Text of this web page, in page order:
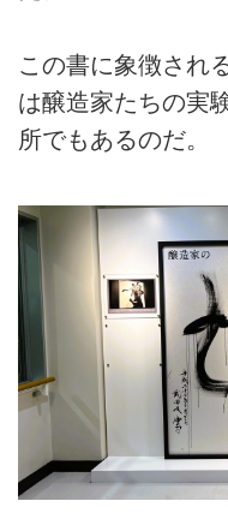
この書に象徴され
は醸造家たちの実
所でもあるのだ。